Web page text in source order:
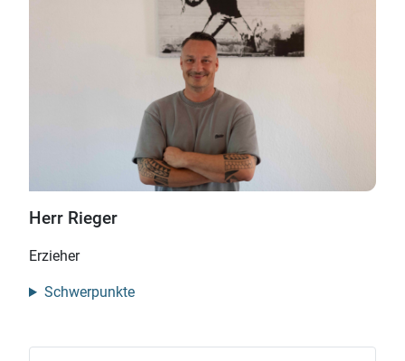
Herr Rieger
Erzieher
Schwerpunkte